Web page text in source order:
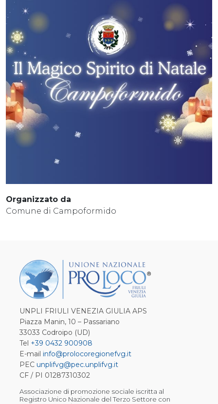
Organizzato da
Comune di Campoformido
UNPLI FRIULI VENEZIA GIULIA APS
Piazza Manin, 10 – Passariano
33033 Codroipo (UD)
Tel +39 0432 900908
E-mail info@prolocoregionefvg.it
PEC unplifvg@pec.unplifvg.it
CF / PI 01287310302
Associazione di promozione sociale iscritta al
Registro Unico Nazionale del Terzo Settore con